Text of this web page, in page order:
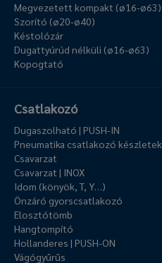
Megvezetett kompakt (ø16-ø63)
Szorító (ø20-ø40)
Késtolózár
Dugattyúrúd nélküli (ø16-ø63)
Kopogtató
Csatlakozó
Dugaszolható | PUSH-IN
Pneumatika csatlakozó készletek
Csavarzat
Csavarzat | INOX
Idom (könyök, T, Y…)
Önzáró gyorscsatlakozó
Elosztótömb
Hangtompító
Hollanderes | PUSH-ON
Vágógyűrűs